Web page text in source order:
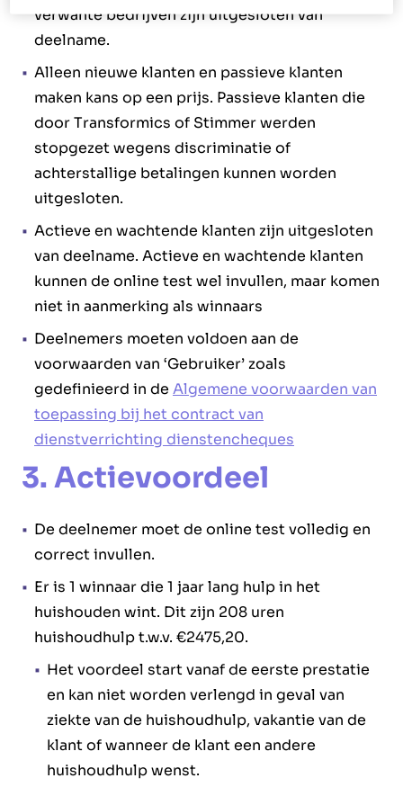
verwante bedrijven zijn uitgesloten van
deelname.
Alleen nieuwe klanten en passieve klanten
maken kans op een prijs. Passieve klanten die
door Transformics of Stimmer werden
stopgezet wegens discriminatie of
achterstallige betalingen kunnen worden
uitgesloten.
Actieve en wachtende klanten zijn uitgesloten
van deelname. Actieve en wachtende klanten
kunnen de online test wel invullen, maar komen
niet in aanmerking als winnaars
Deelnemers moeten voldoen aan de
voorwaarden van ‘Gebruiker’ zoals
gedefinieerd in de Algemene voorwaarden van
toepassing bij het contract van
dienstverrichting dienstencheques
3. Actievoordeel
De deelnemer moet de online test volledig en
correct invullen.
Er is 1 winnaar die 1 jaar lang hulp in het
huishouden wint. Dit zijn 208 uren
huishoudhulp t.w.v. €2475,20.
Het voordeel start vanaf de eerste prestatie
en kan niet worden verlengd in geval van
ziekte van de huishoudhulp, vakantie van de
klant of wanneer de klant een andere
huishoudhulp wenst.